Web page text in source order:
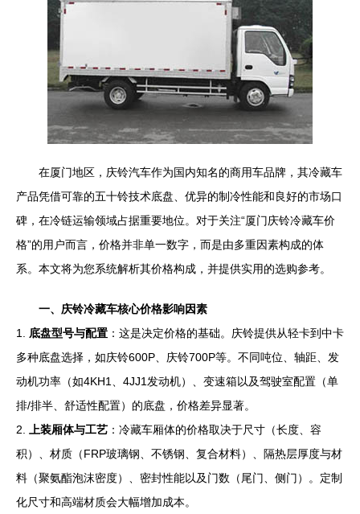
在厦门地区，庆铃汽车作为国内知名的商用车品牌，其冷藏车
产品凭借可靠的五十铃技术底盘、优异的制冷性能和良好的市场口
碑，在冷链运输领域占据重要地位。对于关注“厦门庆铃冷藏车价
格”的用户而言，价格并非单一数字，而是由多重因素构成的体
系。本文将为您系统解析其价格构成，并提供实用的选购参考。
一、庆铃冷藏车核心价格影响因素
1. 底盘型号与配置 ：这是决定价格的基础。庆铃提供从轻卡到中卡
多种底盘选择，如庆铃600P、庆铃700P等。不同吨位、轴距、发
动机功率（如4KH1、4JJ1发动机）、变速箱以及驾驶室配置（单
排/排半、舒适性配置）的底盘，价格差异显著。
2.
上装厢体与工艺 ：冷藏车厢体的价格取决于尺寸（长度、容
积）、材质（FRP玻璃钢、不锈钢、复合材料）、隔热层厚度与材
料（聚氨酯泡沫密度）、密封性能以及门数（尾门、侧门）。定制
化尺寸和高端材质会大幅增加成本。